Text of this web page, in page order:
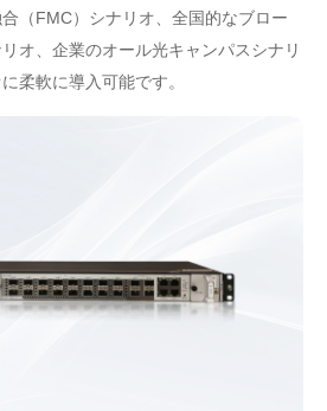
（FMC）シナリオ、全国的なブロー
オ、企業のオール光キャンパスシナリ
柔軟に導入可能です。